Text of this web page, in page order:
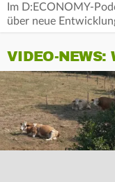
Im D:ECONOMY-
über neue
VIDEO-NEWS: